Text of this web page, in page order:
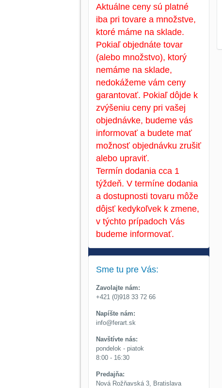
Aktuálne ceny sú platné
iba pri tovare a množstve,
ktoré máme na sklade.
Pokiaľ objednáte tovar
(alebo množstvo), ktorý
nemáme na sklade,
nedokážeme vám ceny
garantovať. Pokiaľ dôjde k
zvýšeniu ceny pri vašej
objednávke, budeme vás
informovať a budete mať
možnosť objednávku zrušiť
alebo upraviť.
Termín dodania cca 1
týždeň. V termíne dodania
a dostupnosti tovaru môže
dôjsť kedykoľvek k zmene,
v týchto prípadoch Vás
budeme informovať.
Sme tu pre Vás:
Zavolajte nám:
+421 (0)918 33 72 66
Napíšte nám:
info@ferart.sk
Navštívte nás:
pondelok - piatok
8:00 - 16:30
Predajňa:
Nová Rožňavská 3, Bratislava